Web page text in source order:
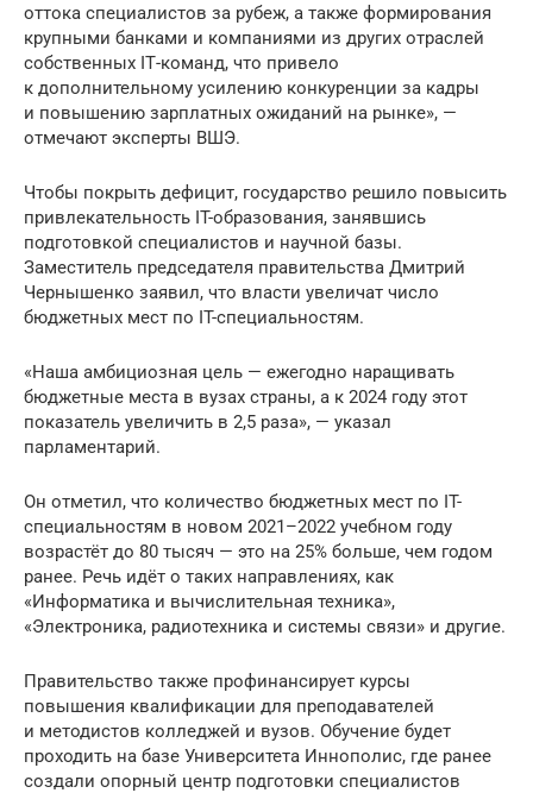
оттока специалистов за рубеж, а также формирования
крупными банками и компаниями из других отраслей
собственных IТ-команд, что привело
к дополнительному усилению конкуренции за кадры
и повышению зарплатных ожиданий на рынке», —
отмечают эксперты ВШЭ.
Чтобы покрыть дефицит, государство решило повысить
привлекательность IT-образования, занявшись
подготовкой специалистов и научной базы.
Заместитель председателя правительства Дмитрий
Чернышенко заявил, что власти увеличат число
бюджетных мест по IT-специальностям.
«Наша амбициозная цель — ежегодно наращивать
бюджетные места в вузах страны, а к 2024 году этот
показатель увеличить в 2,5 раза», — указал
парламентарий.
Он отметил, что количество бюджетных мест по IT-
специальностям в новом 2021–2022 учебном году
возрастёт до 80 тысяч — это на 25% больше, чем годом
ранее. Речь идёт о таких направлениях, как
«Информатика и вычислительная техника»,
«Электроника, радиотехника и системы связи» и другие.
Правительство также профинансирует курсы
повышения квалификации для преподавателей
и методистов колледжей и вузов. Обучение будет
проходить на базе Университета Иннополис, где ранее
создали опорный центр подготовки специалистов